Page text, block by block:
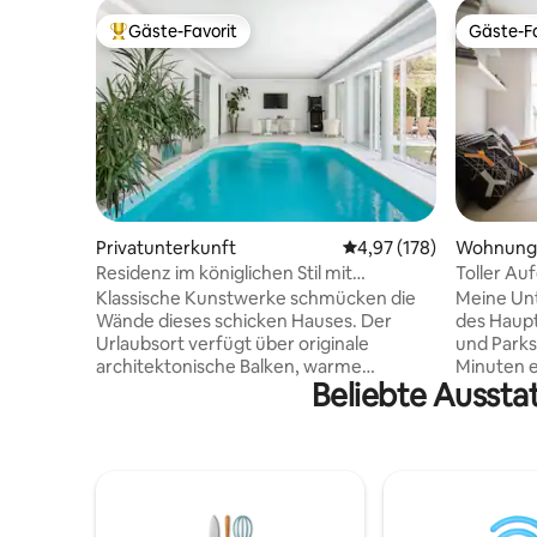
Beliebter Gäste-Favorit.
Gäste-Favorit
Privatunterkunft Durchschnittliche
4,97 (178)
Residenz im königlichen Stil mit
Innenpool
Klassische Kunstwerke schmücken die
Wände dieses schicken Hauses. Der
Urlaubsort verfügt über originale
architektonische Balken, warme
Holzböden, einen Sonnenraum, eine
Dampfbadsauna und einen Hinterhof mit
Erdgeschoss, erster Stock, Garten und
Gäste-
Gäste-
Wohnung
Toller
Meine
des
und
Minuten
mit
Beliebte